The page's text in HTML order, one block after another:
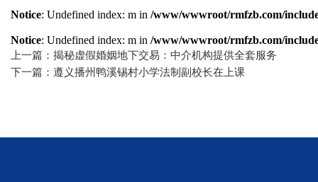
Notice: Undefined index: m in /www/wwwroot/rmfzb.com/
Notice: Undefined index: m in /www/wwwroot/rmfzb.com/
上一篇：揭秘虚假婚姻地下交易：中介机构提供全套服务
下一篇：遵义播州鸭溪锡村小学法制副校长在上课